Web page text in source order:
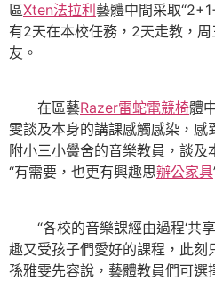
區Xten法拉利 藝體中間采取
有2天在本校任務，2天走教，
友。
在區藝Razer雷蛇電競椅體
雯談及本身的講課感觸感染，
附小三小黌舍的音樂教員，談及
“有需要，也更有興趣思辦公家具
“各校的音樂課經由過程‘共享
趣又受孩子們愛好的課程，此刻
孫雅雯先容說，藝體教員們可選